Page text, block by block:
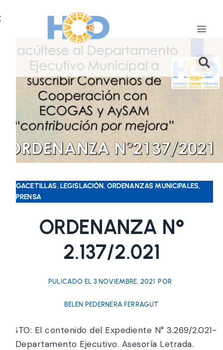
GACETILLAS, LEGISLACIÓN, ORDENANZAS MUNICIPALES,
PRENSA
ORDENANZA N°
2.137/2.021
PULICADO EL 3 NOVIEMBRE, 2021 POR
BELEN PEDERNERA FERRAGUT
VISTO: El contenido del Expediente N° 3.269/2.021-
0. Departamento Ejecutivo. Asesoría Letrada.